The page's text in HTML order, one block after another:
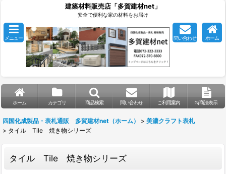
建築材料販売店「多賀建材net」
安全で便利な家の材料をお届け
メニュー 問い合わせ ホーム
ホーム カテゴリ 商品検索 問い合わせ ご利用案内 特商法表示
四国化成製品・表札通販 多賀建材net（ホーム） > 美濃クラフト表札
> タイル Tile 焼き物シリーズ
タイル Tile 焼き物シリーズ